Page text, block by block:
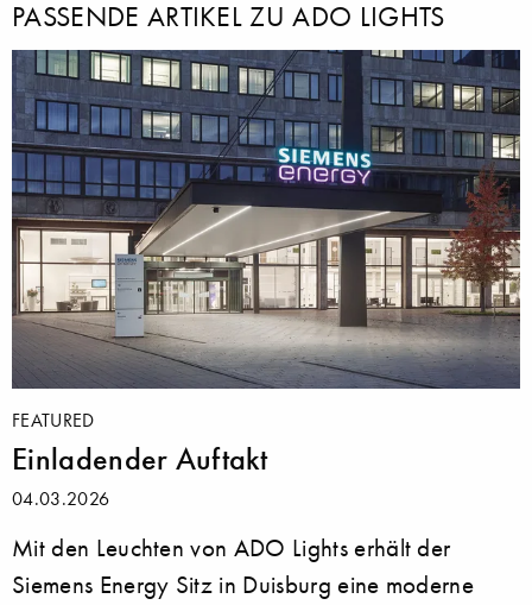
PASSENDE ARTIKEL ZU ADO LIGHTS
FEATURED
Einladender Auftakt
04.03.2026
Mit den Leuchten von ADO Lights erhält der
Siemens Energy Sitz in Duisburg eine moderne